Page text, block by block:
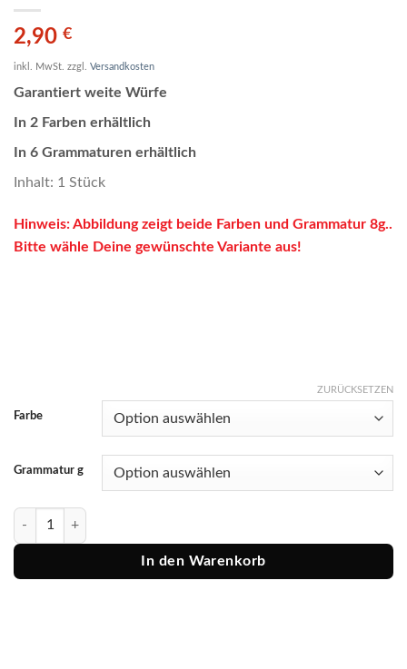
2,90 €
inkl. MwSt. zzgl. Versandkosten
Garantiert weite Würfe
In 2 Farben erhältlich
In 6 Grammaturen erhältlich
Inhalt: 1 Stück
Hinweis: Abbildung zeigt beide Farben und Grammatur 8g..
Bitte wähle Deine gewünschte Variante aus!
Farbe
Grammatur g
ZURÜCKSETZEN
Paladin italienisches Forellenei rot/fluogelb Menge
In den Warenkorb